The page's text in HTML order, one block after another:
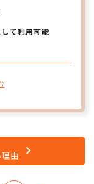
て利用可能
由